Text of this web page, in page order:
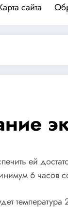
сайта
ей
6 часов